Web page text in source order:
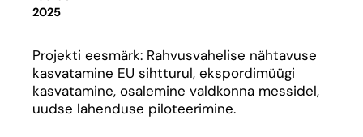
2025
Projekti eesmärk: Rahvusvahelise nähtavuse
kasvatamine EU sihtturul, ekspordimüügi
kasvatamine, osalemine valdkonna messidel,
uudse lahenduse piloteerimine.